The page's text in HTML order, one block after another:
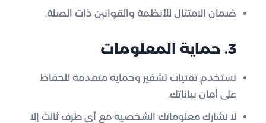
ضمان الامتثال للأنظمة والقوانين ذات الصلة.
3. حماية المعلومات
نستخدم تقنيات تشفير وحماية متقدمة للحفاظ
على أمان بياناتك.
لا نشارك معلوماتك الشخصية مع أي طرف ثالث إلا